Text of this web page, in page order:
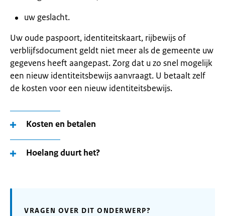
uw geslacht.
Uw oude paspoort, identiteitskaart, rijbewijs of
verblijfsdocument geldt niet meer als de gemeente uw
gegevens heeft aangepast. Zorg dat u zo snel mogelijk
een nieuw identiteitsbewijs aanvraagt. U betaalt zelf
de kosten voor een nieuw identiteitsbewijs.
Kosten en betalen
Hoelang duurt het?
VRAGEN OVER DIT ONDERWERP?